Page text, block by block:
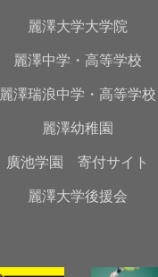
麗澤大学大学院
麗澤中学・高等学校
麗澤瑞浪中学・高等学校
麗澤幼稚園
廣池学園 寄付サイト
麗澤大学後援会